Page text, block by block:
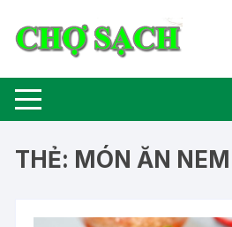
THẺ: MÓN ĂN NEM